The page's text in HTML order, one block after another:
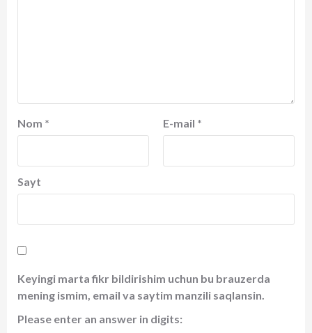
Nom * E-mail *
Sayt
Keyingi marta fikr bildirishim uchun bu brauzerda
mening ismim, email va saytim manzili saqlansin.
Please enter an answer in digits: